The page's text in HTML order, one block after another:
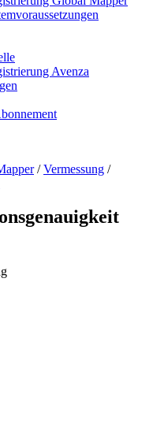
Avenza
/Vermessung /